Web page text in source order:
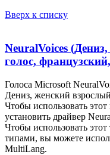
Вверх к списку
NeuralVoices
голос,
Голоса Microsoft
Дениз, женский
Чтобы использовать
установить драйвер
Чтобы использовать
типами, вы можете
MultiLang.